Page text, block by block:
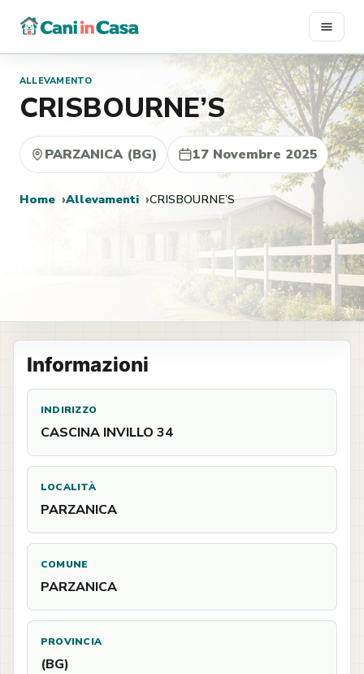
contenuto
ALLEVAMENTO
CRISBOURNE’S
PARZANICA (BG) 17 Novembre 2025
Home Allevamenti CRISBOURNE’S
Informazioni
INDIRIZZO
CASCINA INVILLO 34
LOCALITÀ
PARZANICA
COMUNE
PARZANICA
PROVINCIA
(BG)